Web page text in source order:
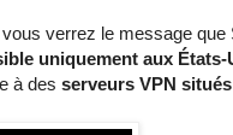
verrez le message que
uniquement aux États-
à des serveurs VPN